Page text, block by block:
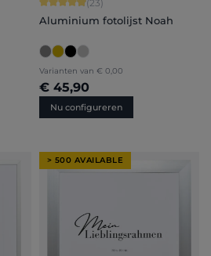
van 5 sterren (23)
Aluminium fotolijst Noah
Varianten van € 0,00
€ 45,90
Nu configureren
> 500 AVAILABLE